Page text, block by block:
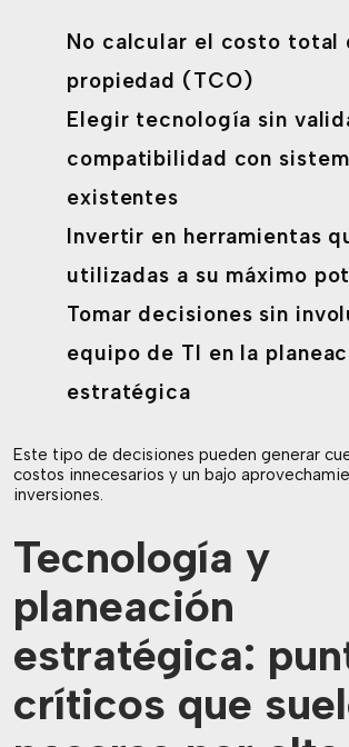
No calcular el costo total
propiedad (TCO)
Elegir tecnología sin
compatibilidad con
existentes
Invertir en herramientas
utilizadas a su máximo
Tomar decisiones sin
equipo de TI en la
estratégica
Este tipo de decisiones pueden generar
costos innecesarios y un bajo
inversiones.
Tecnología y
planeación
estratégica:
críticos que